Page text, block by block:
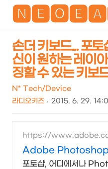
손더 키보드... 포
신이 원하는 레이
징할 수 있는 키보
N* Tech/Device
라디오키즈
2015. 6. 29.
https://
Adobe Photoshop
할인
포토샵, 어디에서나